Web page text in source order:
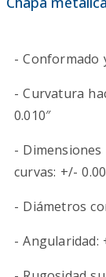
- Conformado
- Curvatura
0.010″
- Dimensiones
curvas: +/-
- Diámetros
- Angularidad: